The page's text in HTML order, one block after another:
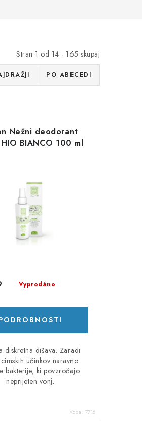
Stran 1 od 14 - 165 skupaj
PO ABECEDI
Nežni deodorant
BIANCO 100 ml
Vyprodáno
diskretna dišava. Zaradi
učinkov naravno
bakterije, ki povzročajo
neprijeten vonj.
Koda: 7716